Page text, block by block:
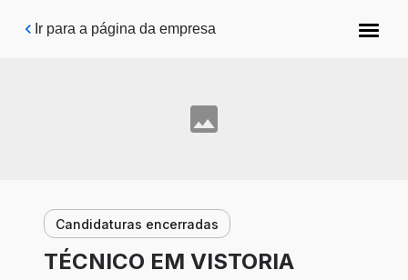
Pular para o conteúdo principal
Ir para a página da empresa
Candidaturas encerradas
TÉCNICO EM VISTORIA